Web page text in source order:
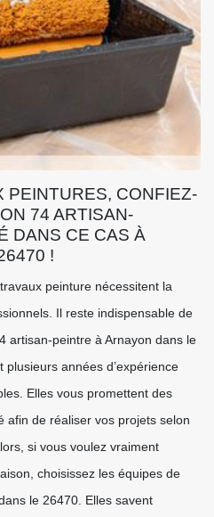
PEINTURES, CONFIEZ-
74 ARTISAN-
DANS CE CAS À
!
peinture nécessitent la
Il reste indispensable de
artisan-peintre à Arnayon dans le
années d’expérience
Elles vous promettent des
afin de réaliser vos projets selon
si vous voulez vraiment
choisissez les équipes de
le 26470. Elles savent